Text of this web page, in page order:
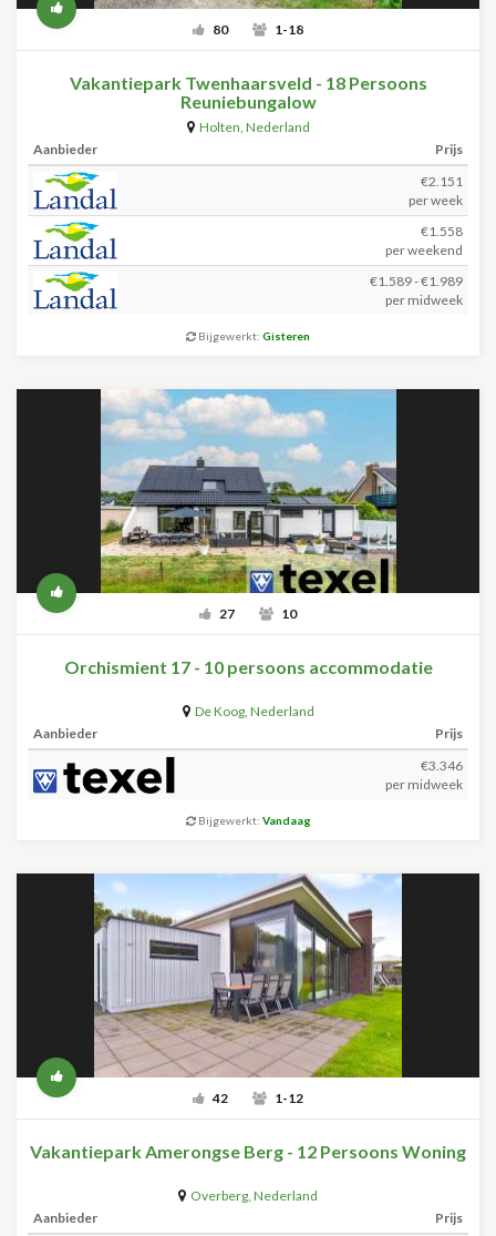
80 1-18
Vakantiepark Twenhaarsveld - 18 Persoons
Reuniebungalow
Holten, Nederland
Aanbieder
Prijs
€2.151
per week
€1.558
per weekend
€1.589 - €1.989
per midweek
Bijgewerkt: Gisteren
27 10
Orchismient 17 - 10 persoons accommodatie
De Koog, Nederland
Aanbieder
Prijs
€3.346
per midweek
Bijgewerkt: Vandaag
42 1-12
Vakantiepark Amerongse Berg - 12 Persoons Woning
Overberg, Nederland
Aanbieder
Prijs